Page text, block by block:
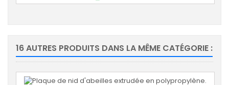
16 AUTRES PRODUITS DANS LA MÊME CATÉGORIE :